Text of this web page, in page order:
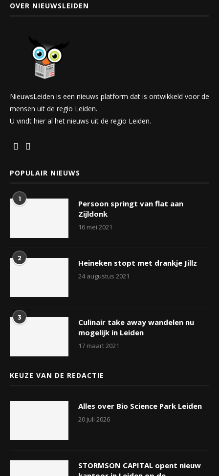
OVER NIEUWSLEIDEN
NieuwsLeiden is een nieuws platform dat is ontwikkeld voor de
mensen uit de regio Leiden.
U vindt hier al het nieuws uit de regio Leiden.
POPULAIR NIEUWS
1
Persoon springt van flat aan
Zijldonk
16 mei 2021
2 Heineken stopt met drankje Jillz
24 augustus 2021
3
Culinair take away wandelen nu
mogelijk in Leiden
17 maart 2021
KEUZE VAN DE REDACTIE
Alles over Bio Science Park Leiden
20 juli 2026
STORMSON CAPITAL opent nieuw